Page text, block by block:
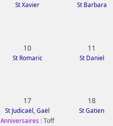
St Xavier St Barbara
10
St Romaric
11
St Daniel
17
St Judicaël, Gaël
Anniversaires : Toff
18
St Gatien